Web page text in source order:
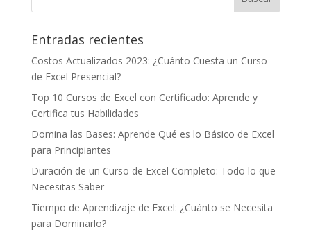
Entradas recientes
Costos Actualizados 2023: ¿Cuánto Cuesta un Curso
de Excel Presencial?
Top 10 Cursos de Excel con Certificado: Aprende y
Certifica tus Habilidades
Domina las Bases: Aprende Qué es lo Básico de Excel
para Principiantes
Duración de un Curso de Excel Completo: Todo lo que
Necesitas Saber
Tiempo de Aprendizaje de Excel: ¿Cuánto se Necesita
para Dominarlo?